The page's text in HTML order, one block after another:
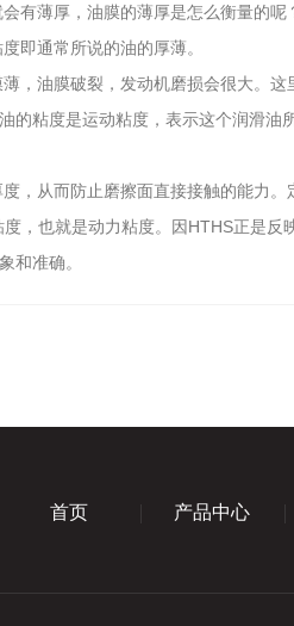
薄厚，油膜的薄厚是怎么衡量的呢
即通常所说的油的厚薄。
油膜破裂，发动机磨损会很大。这
的粘度是运动粘度，表示这个润滑
从而防止磨擦面直接接触的能力。
，也就是动力粘度。因HTHS正是
和准确。
首页 产品中心